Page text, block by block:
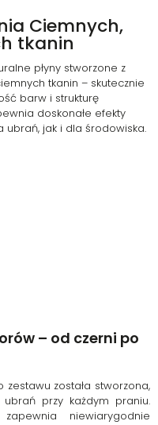
Ciemnych,
tkanin
płyny stworzone z
tkanin – skutecznie
barw i strukturę
doskonałe efekty
jak i dla środowiska.
– od czerni po
zestawu została stworzona,
przy każdym praniu.
niewiarygodnie